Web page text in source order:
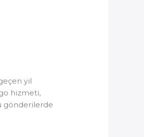
yıl
hizmeti,
gönderilerde